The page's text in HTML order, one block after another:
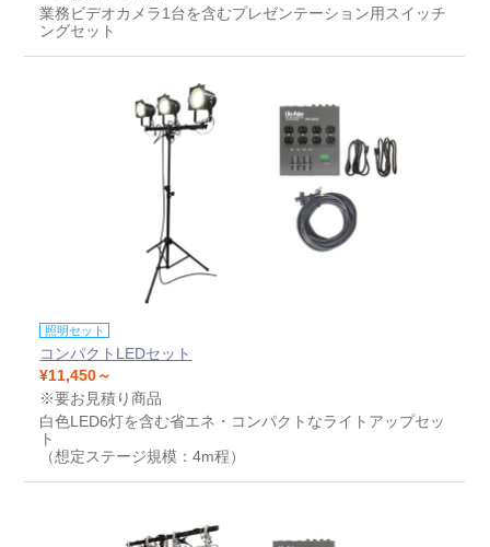
業務ビデオカメラ1台を含むプレゼンテーション用スイッチ
ングセット
照明セット
コンパクトLEDセット
¥11,450～
※要お見積り商品
白色LED6灯を含む省エネ・コンパクトなライトアップセッ
ト
（想定ステージ規模：4m程）